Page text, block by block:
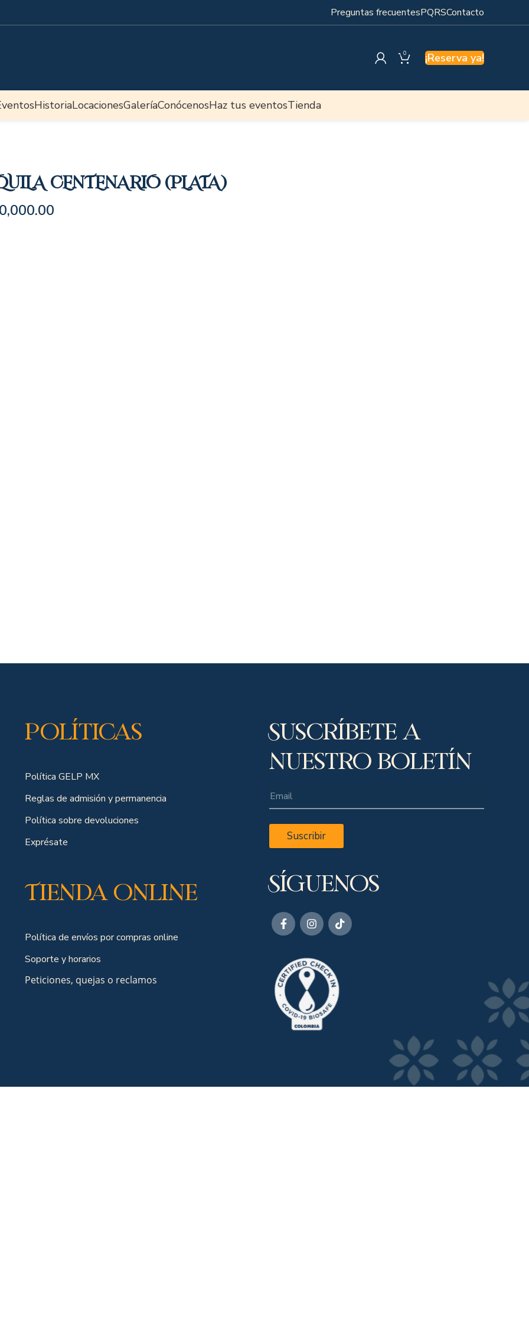
Preguntas frecuentesPQRSContacto
0 ¡Reserva ya!
HistoriaLocacionesGaleríaConócenosHaz tus eventosTienda
CENTENARIO (PLATA)
Políticas
Política GELP MX
Reglas de admisión y permanencia
Política sobre devoluciones
Exprésate
Tienda online
Política de envíos por compras online
Soporte y horarios
Peticiones, quejas o reclamos
Suscríbete a
nuestro boletín
Suscribir
Síguenos